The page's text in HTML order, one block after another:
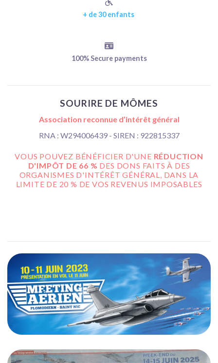
+ de 30 enfants
100% Secure payments
SOURIRE DE MÔMES
Association reconnue d’intérêt général
RNA : W294006439 - SIREN : 922815337
VOUS POUVEZ BÉNÉFICIER D'UNE RÉDUCTION
D'IMPÔT DE 66 % DES DONS FAITS À DES
ORGANISMES D'INTÉRÊT GÉNÉRAL, DANS LA
LIMITE DE 20 % DE VOS REVENUS IMPOSABLES